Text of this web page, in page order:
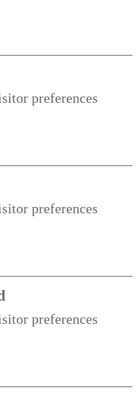
preferences
preferences
preferences